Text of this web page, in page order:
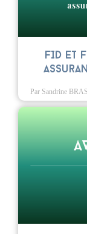
FID et
Par Sandrine